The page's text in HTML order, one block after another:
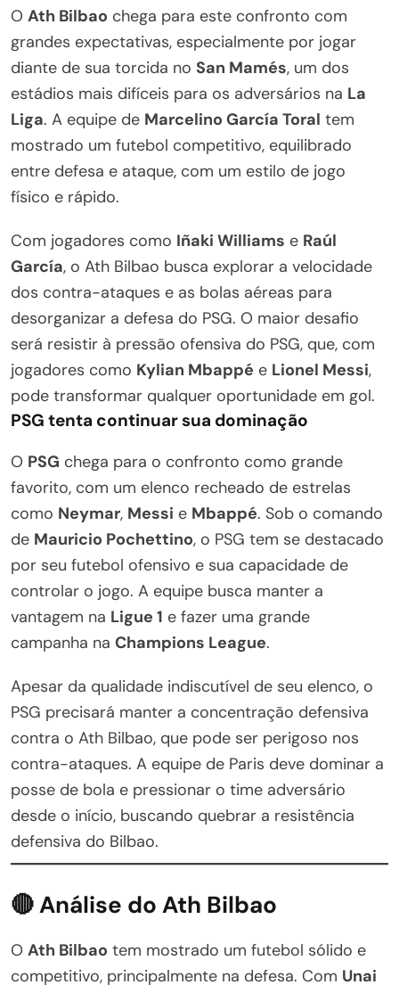
O Ath Bilbao chega para este confronto com
grandes expectativas, especialmente por jogar
diante de sua torcida no San Mamés, um dos
estádios mais difíceis para os adversários na La
Liga. A equipe de Marcelino García Toral tem
mostrado um futebol competitivo, equilibrado
entre defesa e ataque, com um estilo de jogo
físico e rápido.
Com jogadores como Iñaki Williams e Raúl
García, o Ath Bilbao busca explorar a velocidade
dos contra-ataques e as bolas aéreas para
desorganizar a defesa do PSG. O maior desafio
será resistir à pressão ofensiva do PSG, que, com
jogadores como Kylian Mbappé e Lionel Messi,
pode transformar qualquer oportunidade em gol.
PSG tenta continuar sua dominação
O PSG chega para o confronto como grande
favorito, com um elenco recheado de estrelas
como Neymar, Messi e Mbappé. Sob o comando
de Mauricio Pochettino, o PSG tem se destacado
por seu futebol ofensivo e sua capacidade de
controlar o jogo. A equipe busca manter a
vantagem na Ligue 1 e fazer uma grande
campanha na Champions League.
Apesar da qualidade indiscutível de seu elenco, o
PSG precisará manter a concentração defensiva
contra o Ath Bilbao, que pode ser perigoso nos
contra-ataques. A equipe de Paris deve dominar a
posse de bola e pressionar o time adversário
desde o início, buscando quebrar a resistência
defensiva do Bilbao.
🔴 Análise do Ath Bilbao
O Ath Bilbao tem mostrado um futebol sólido e
competitivo, principalmente na defesa. Com Unai